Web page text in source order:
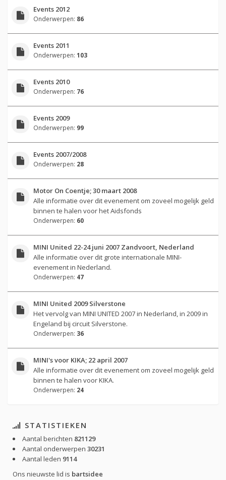
Events 2012
Onderwerpen: 86
Events 2011
Onderwerpen: 103
Events 2010
Onderwerpen: 76
Events 2009
Onderwerpen: 99
Events 2007/2008
Onderwerpen: 28
Motor On Coentje; 30 maart 2008
Alle informatie over dit evenement om zoveel mogelijk geld
binnen te halen voor het Aidsfonds
Onderwerpen: 60
MINI United 22-24 juni 2007 Zandvoort, Nederland
Alle informatie over dit grote internationale MINI-
evenement in Nederland.
Onderwerpen: 47
MINI United 2009 Silverstone
Het vervolg van MINI UNITED 2007 in Nederland, in 2009 in
Engeland bij circuit Silverstone.
Onderwerpen: 36
MINI's voor KIKA; 22 april 2007
Alle informatie over dit evenement om zoveel mogelijk geld
binnen te halen voor KIKA.
Onderwerpen: 24
STATISTIEKEN
Aantal berichten 821129
Aantal onderwerpen 30231
Aantal leden 9114
Ons nieuwste lid is bartsidee